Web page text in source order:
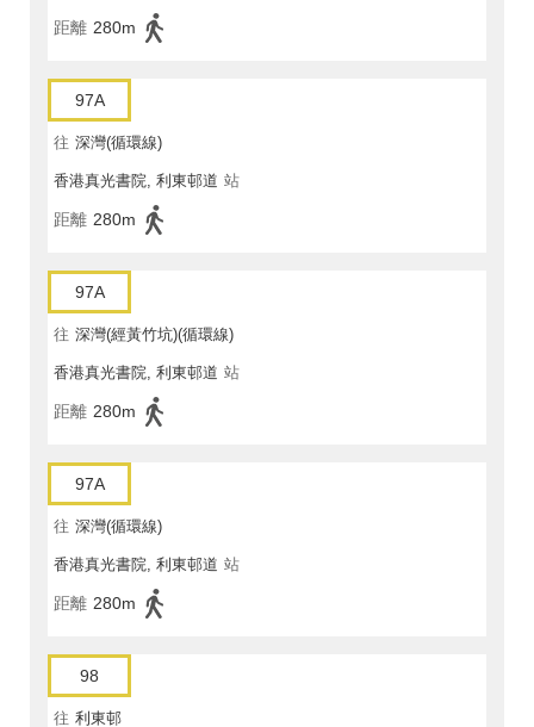
距離 280m
97A
往 深灣(循環線)
香港真光書院, 利東邨道 站
距離 280m
97A
往 深灣(經黃竹坑)(循環線)
香港真光書院, 利東邨道 站
距離 280m
97A
往 深灣(循環線)
香港真光書院, 利東邨道 站
距離 280m
98
往 利東邨